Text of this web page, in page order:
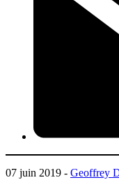
07 juin 2019 - Geoffrey